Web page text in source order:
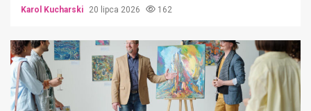
Karol Kucharski 20 lipca 2026 162